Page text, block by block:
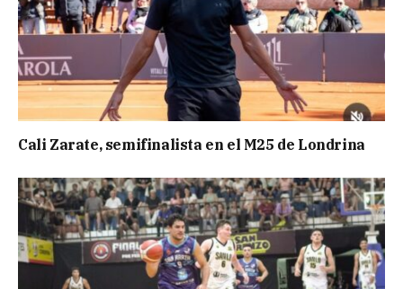
Cali Zarate, semifinalista en el M25 de Londrina